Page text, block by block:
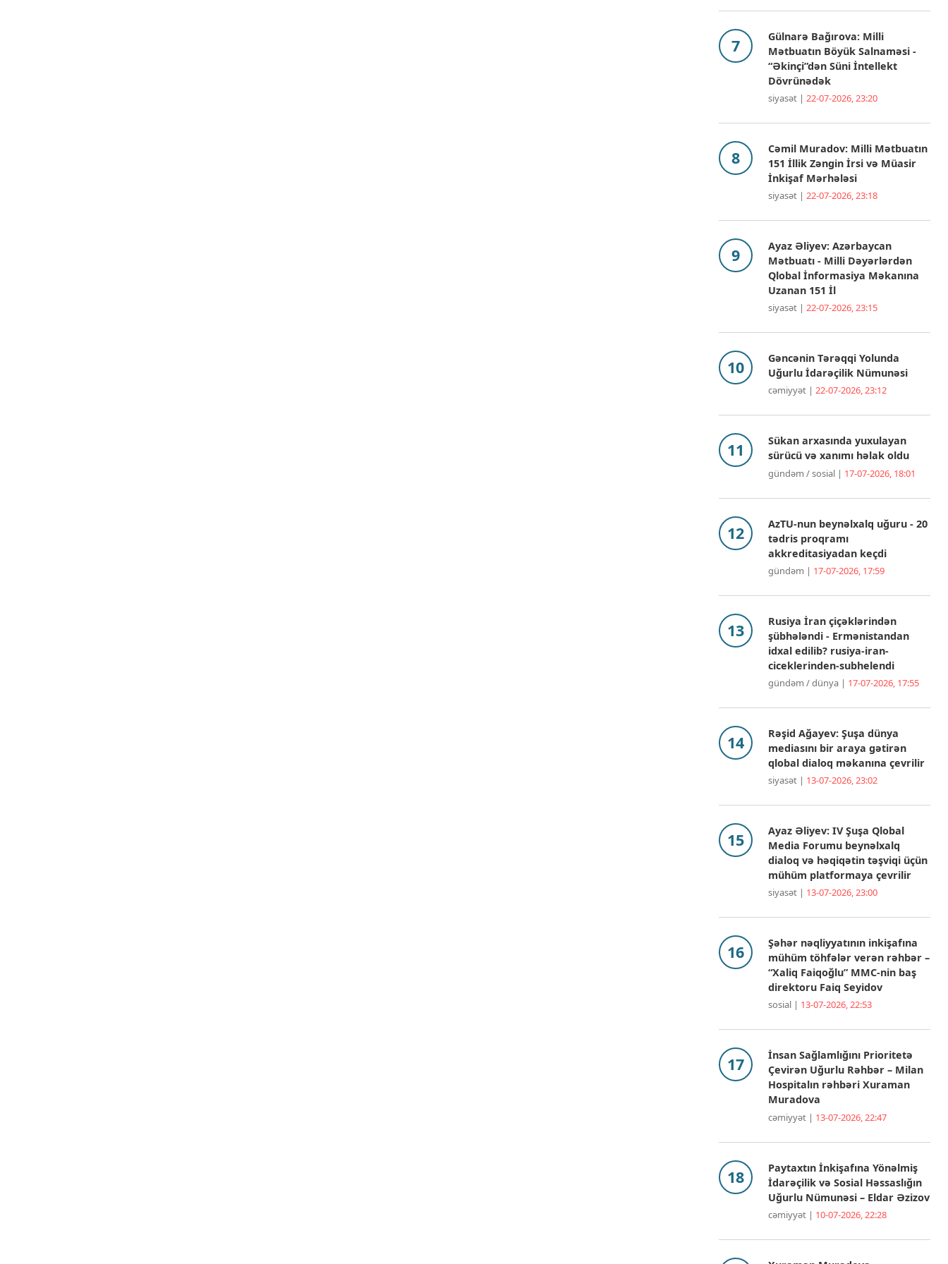
Gülnarə Bağırova: Milli
Mətbuatın Böyük Salnaməsi -
“Əkinçi”dən Süni İntellekt
Dövrünədək
siyasət | 22-07-2026, 23:20
Cəmil Muradov: Milli Mətbuatın
151 İllik Zəngin İrsi və Müasir
İnkişaf Mərhələsi
siyasət | 22-07-2026, 23:18
Ayaz Əliyev: Azərbaycan
Mətbuatı - Milli Dəyərlərdən
Qlobal İnformasiya Məkanına
Uzanan 151 İl
siyasət | 22-07-2026, 23:15
Gəncənin Tərəqqi Yolunda
Uğurlu İdarəçilik Nümunəsi
cəmiyyət | 22-07-2026, 23:12
Sükan arxasında yuxulayan
sürücü və xanımı həlak oldu
gündəm / sosial | 17-07-2026, 18:01
AzTU-nun beynəlxalq uğuru - 20
tədris proqramı
akkreditasiyadan keçdi
gündəm | 17-07-2026, 17:59
Rusiya İran çiçəklərindən
şübhələndi - Ermənistandan
idxal edilib? rusiya-iran-
ciceklerinden-subhelendi
gündəm / dünya | 17-07-2026, 17:55
Rəşid Ağayev: Şuşa dünya
mediasını bir araya gətirən
qlobal dialoq məkanına çevrilir
siyasət | 13-07-2026, 23:02
Ayaz Əliyev: IV Şuşa Qlobal
Media Forumu beynəlxalq
dialoq və həqiqətin təşviqi üçün
mühüm platformaya çevrilir
siyasət | 13-07-2026, 23:00
Şəhər nəqliyyatının inkişafına
mühüm töhfələr verən rəhbər –
“Xaliq Faiqoğlu” MMC-nin baş
direktoru Faiq Seyidov
sosial | 13-07-2026, 22:53
İnsan Sağlamlığını Prioritetə
Çevirən Uğurlu Rəhbər – Milan
Hospitalın rəhbəri Xuraman
Muradova
cəmiyyət | 13-07-2026, 22:47
Paytaxtın İnkişafına Yönəlmiş
İdarəçilik və Sosial Həssaslığın
Uğurlu Nümunəsi – Eldar Əzizov
cəmiyyət | 10-07-2026, 22:28